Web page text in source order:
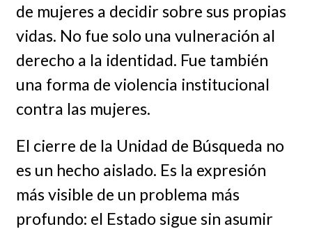
de mujeres a decidir sobre sus propias
vidas. No fue solo una vulneración al
derecho a la identidad. Fue también
una forma de violencia institucional
contra las mujeres.
El cierre de la Unidad de Búsqueda no
es un hecho aislado. Es la expresión
más visible de un problema más
profundo: el Estado sigue sin asumir